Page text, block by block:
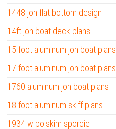
1448 jon flat bottom design
14ft jon boat deck plans
15 foot aluminum jon boat plans
17 foot aluminum jon boat plans
1760 aluminum jon boat plans
18 foot aluminum skiff plans
1934 w polskim sporcie